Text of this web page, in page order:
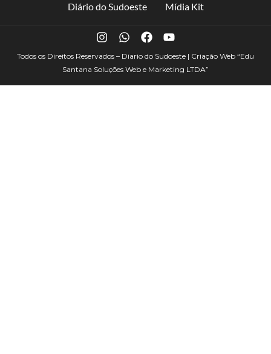
Diário do Sudoeste Mídia Kit
Todos os Direitos Reservados – Diario do Sudoeste | Criação Web “Edu
Santana Soluções Web e Marketing LTDA”